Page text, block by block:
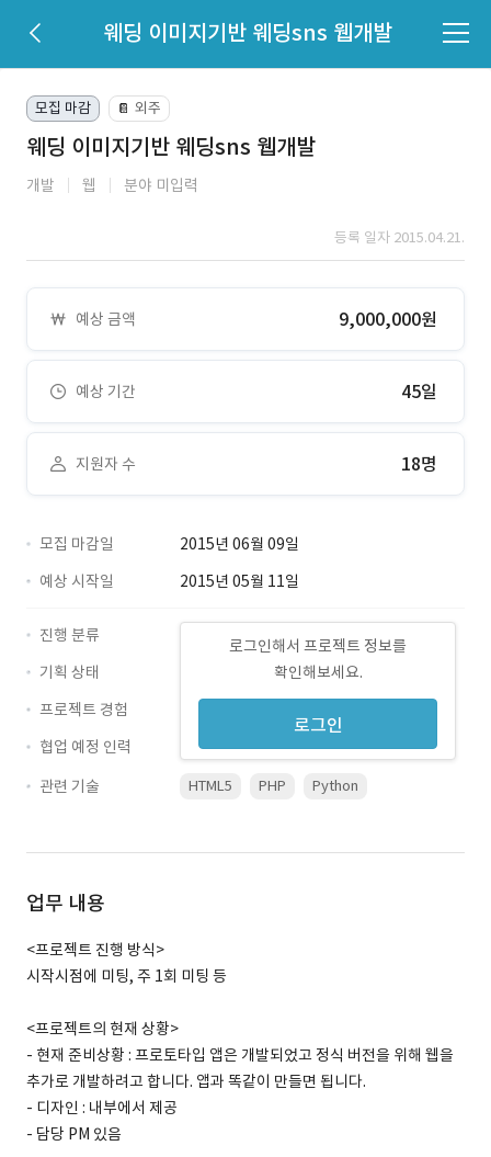
웨딩 이미지기반 웨딩sns 웹개발
모집 마감 📔 외주
웨딩 이미지기반 웨딩sns 웹개발
개발 웹 분야 미입력
등록 일자 2015.04.21.
예상 금액 9,000,000원
예상 기간 45일
지원자 수 18명
모집 마감일
2015년 06월 09일
예상 시작일
2015년 05월 11일
로그인해서 프로젝트 정보를
확인해보세요.
로그인
진행 분류
기획 상태
프로젝트 경험
협업 예정 인력
관련 기술
HTML5 PHP Python
업무 내용
<프로젝트 진행 방식>
시작시점에 미팅, 주 1회 미팅 등
<프로젝트의 현재 상황>
- 현재 준비상황 : 프로토타입 앱은 개발되었고 정식 버전을 위해 웹을
추가로 개발하려고 합니다. 앱과 똑같이 만들면 됩니다.
- 디자인 : 내부에서 제공
- 담당 PM 있음